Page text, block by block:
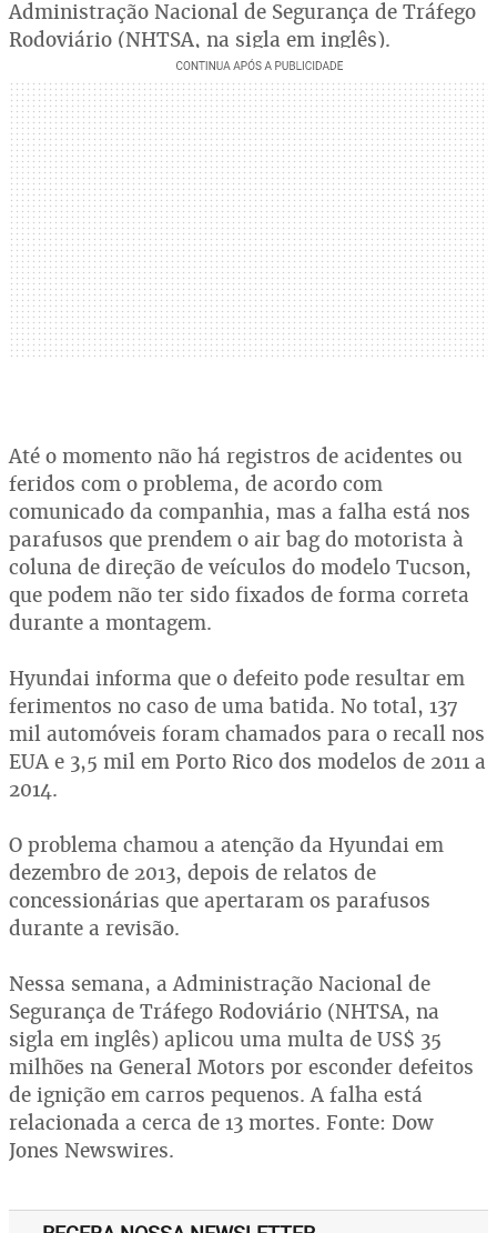
Administração Nacional de Segurança de Tráfego
Rodoviário (NHTSA, na sigla em inglês).
Até o momento não há registros de acidentes ou
feridos com o problema, de acordo com
comunicado da companhia, mas a falha está nos
parafusos que prendem o air bag do motorista à
coluna de direção de veículos do modelo Tucson,
que podem não ter sido fixados de forma correta
durante a montagem.
Hyundai informa que o defeito pode resultar em
ferimentos no caso de uma batida. No total, 137
mil automóveis foram chamados para o recall nos
EUA e 3,5 mil em Porto Rico dos modelos de 2011 a
2014.
O problema chamou a atenção da Hyundai em
dezembro de 2013, depois de relatos de
concessionárias que apertaram os parafusos
durante a revisão.
Nessa semana, a Administração Nacional de
Segurança de Tráfego Rodoviário (NHTSA, na
sigla em inglês) aplicou uma multa de US$ 35
milhões na General Motors por esconder defeitos
de ignição em carros pequenos. A falha está
relacionada a cerca de 13 mortes. Fonte: Dow
Jones Newswires.